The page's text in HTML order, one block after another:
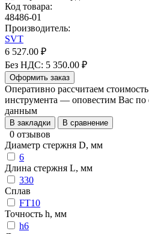
Код товара:
48486-01
Производитель:
SVT
6 527.00 ₽
Без НДС: 5 350.00 ₽
Оформить заказ
Оперативно рассчитаем
инструмента — оповестим Вас
данным
В закладки В сравнение
0 отзывов
Диаметр стержня D, мм
6
Длина стержня L, мм
330
Сплав
FT10
Точность h, мм
h6